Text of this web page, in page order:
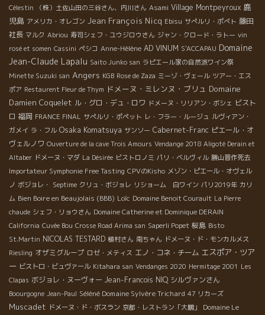
Célestin
（株）土佐山田の三谷さん、内川さん Asami Village Montpeyroux 鹿
児島 アメリカ・オレゴン Jean François Nicq Ebisu サぺルリ・ポぺト 藤田
社長 マルク Abriou 寿司シェフ・ユウジロウさん ジャン・クロード・ラトー vin
rosé et somen Cassini ペシコ Anne-Hélène AD VINUM S'ACCAPAU Domaine
Jean-Claude Lapalu Saito Junko san ラピエール家の自然派ワイン祭
Minette Suzuki san Angers KGB Rose de Zaza ミーゾ・ヴェール ツアー・エス
ポア Restaurent Fleur de Thym ドメーヌ・ミレンヌ・ブリュ Domaine
Damien Coquelet ル・グロ・デュ・ロワ ドメーヌ・リリアン・ボシェ ビスト
ロ 福岡 FRANCE FINAL サぺルリ・ポペット レ・フラー・ルージュ ルヴィアン・
ガメイ ラ・フル Osaka Komatsuya サンソー Cabernet-Franc ピエール・オ
ヴェルノワ Ouverture de la cave Trois Amours Vendange 2018 Aligoté Derain et
Altaber ドメーヌ・マダ La Désirée ビストロノミ パリ・ベルヴィル 勝山晋作死去
Importateur Symphonie Free Tasting CPVのKisho メゾン・ピエール・オヴェル
ノ ボジョレ・ Septime クリュ・ボジョレ リショーム 白ワイン パリ2019年 カリ
ム Bien Boire en Beaujolais (BBB) Loïc Domaine Benoit Courault La Pierre
chaude シェフ・リョウさん Domaine Catherine et Dominique DERAIN
California Cuvée Bou Crosse Road Arima san Saperli Popet 桜島 Bisto
St.Martin NICOLAS TESTARD 植村さん 南ちゃん ドメーヌ・ド・モンカルメス
Riesling オザミグループ ロゼ・メティス エノ・コネ・チーム エスポア・ツア
ー ビストロ・ビュヴァール Kitahara san Vendanges 2020 Hermitage 2001 Les
Clapas ボジョレ・ヌーヴォー Jean-Francois NIQ シルヴァンさん
Boourgogne Jean-Paul Séléné Domaine Sylvère Trichard 47 リカーズ
Muscadet ドメーヌ・ド・ボスラン 京都・レストラン「大鵬」
Domaine Le